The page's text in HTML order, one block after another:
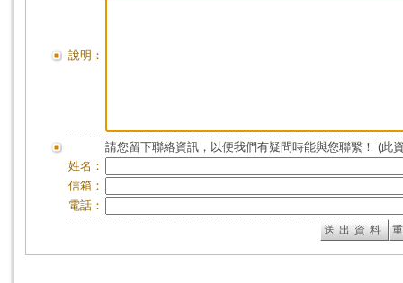
說明：
請您留下聯絡資訊，以便我們有疑問時能與您聯繫！ (此
姓名：
信箱：
電話：